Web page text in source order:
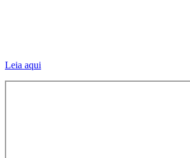
Leia aqui